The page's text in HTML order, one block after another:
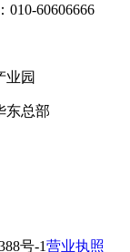
60606666
业园
东总部
号-1营业执照